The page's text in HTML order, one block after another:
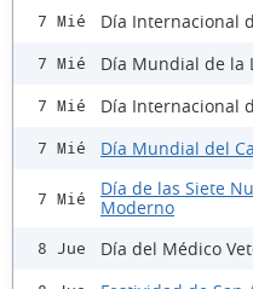
7 Mié Día Internacional
7 Mié Día Mundial de la
7 Mié Día Internacional
7 Mié Día Mundial del
7 Mié
Día de las Siete
Moderno
8 Jue Día del Médico